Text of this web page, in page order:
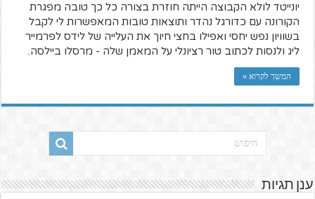
יונייטד לולא הקבוצה הייתה חוזרת בצורה כל כך טובה מפגרת
הקורונה עם כדורגל נהדר ותוצאות טובות המאפשרות לי לקבל
בשוויון נפש יחסי ואפילו בחצי חיוך את העלייה של לידס לפרמייר
ליג ולנסות לכתוב טור רציונלי על המאמן שלה - מרסלו ביילסה.
המשך לקרוא »
ענן תגיות